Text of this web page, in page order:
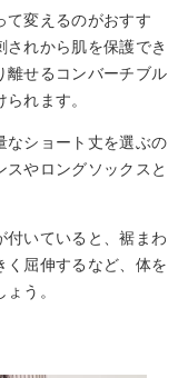
て変えるのがおすす
れから肌を保護でき
離せるコンバーチブル
れます。
なショート丈を選ぶの
やロングソックスと
付いていると、裾まわ
く屈伸するなど、体を
う。